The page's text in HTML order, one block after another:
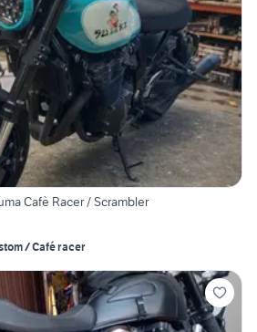
Cafè Racer / Scrambler
/ Café racer